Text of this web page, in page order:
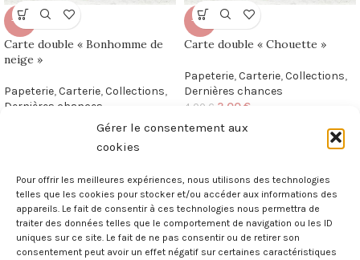
Gérer le consentement aux
cookies
Pour offrir les meilleures expériences, nous utilisons des technologies
telles que les cookies pour stocker et/ou accéder aux informations des
appareils. Le fait de consentir à ces technologies nous permettra de
traiter des données telles que le comportement de navigation ou les ID
uniques sur ce site. Le fait de ne pas consentir ou de retirer son
consentement peut avoir un effet négatif sur certaines caractéristiques
-50%
Carte double « Bonhomme de
neige »
Papeterie,Carterie,Collections,
Dernières chances
-50%
Carte double « Chouette »
Papeterie,Carterie,Collections,
Dernières chances
4,00 € 2,00€
Illustratrice et créatrice maximaliste
« parce que le superflu est essentiel »